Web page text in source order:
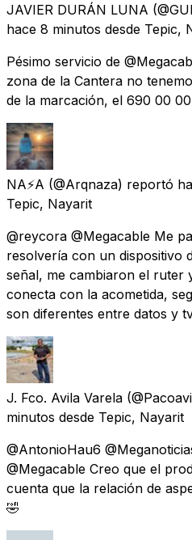
JAVIER DURÁN LUNA
hace 8 minutos desde Tepic,
Pésimo servicio de
zona de la Cantera no
de la marcación, el 690 00
NA⚡️A (@Arqnaza) reportó
Tepic, Nayarit
@reycora @Megacable Me
resolvería con un dispositivo
señal, me cambiaron el ruter
conecta con la acometida,
son diferentes entre datos y
J. Fco. Avila Varela
minutos desde Tepic, Nayarit
@AntonioHau6
@Megacable Creo que el
cuenta que la relación de
🤣